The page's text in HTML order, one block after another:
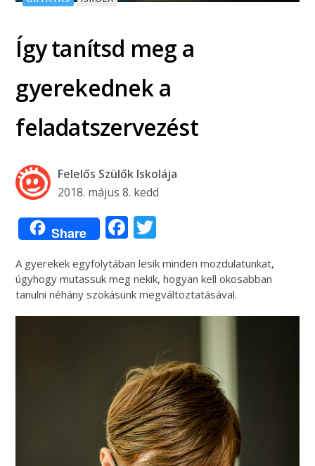
Így tanítsd meg a
gyerekednek a
feladatszervezést
Felelős Szülők Iskolája
2018. május 8. kedd
Share Facebook
A gyerekek egyfolytában lesik minden mozdulatunkat,
úgyhogy mutassuk meg nekik, hogyan kell okosabban
tanulni néhány szokásunk megváltoztatásával.